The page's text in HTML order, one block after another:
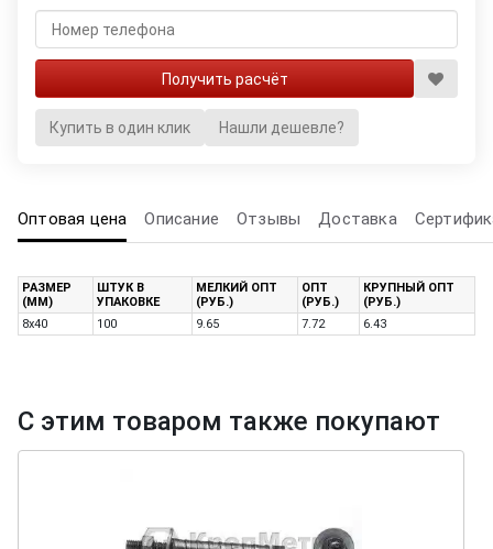
Купить в один клик Нашли дешевле?
Оптовая цена Описание Отзывы Доставка
РАЗМЕР
(ММ)
ШТУК В
УПАКОВКЕ
МЕЛКИЙ ОПТ
(РУБ.)
ОПТ
(РУБ.)
КРУПНЫЙ ОПТ
(РУБ.)
8х40
100 9.65 7.72 6.43
С этим товаром также покупают